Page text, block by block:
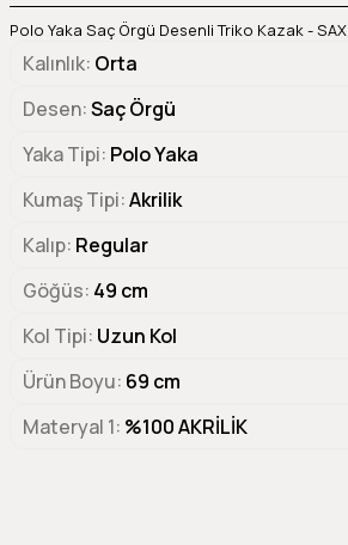
Polo Yaka Saç Örgü Desenli Triko Kazak - SAX
Kalınlık Orta
Desen Saç Örgü
Yaka Tipi Polo Yaka
Kumaş Tipi Akrilik
Kalıp Regular
Göğüs 49 cm
Kol Tipi Uzun Kol
Ürün Boyu 69 cm
Materyal 1 %100 AKRİLİK